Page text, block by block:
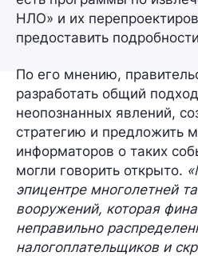
НЛО» и их
предоставить
По его мнению,
разработать общий
неопознанных явлений,
стратегию и предложить
информаторов о таких
могли говорить открыто.
эпицентре многолетней
вооружений, которая
неправильно
налогоплательщиков и